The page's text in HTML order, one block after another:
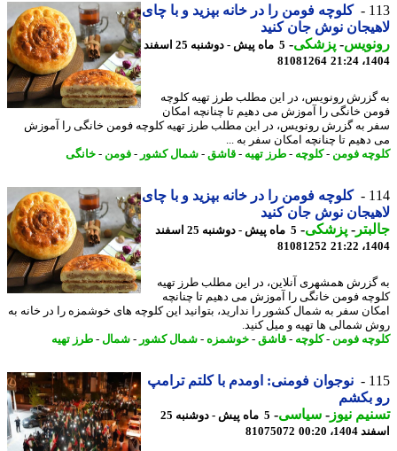
کلوچه فومن را در خانه بپزید و با چای
نوش جان کنید
-پزشکی-
5 ماه پیش - دوشنبه 25 اسفند
81081264
رونویس، در این مطلب طرز تهیه کلوچه
خانگی را آموزش می دهیم تا چنانچه امکان
به گزرش رونویس، در این مطلب طرز تهیه کلوچه فومن خانگی را آموزش
تا چنانچه امکان سفر به ...
فومن-کلوچه-طرز تهیه -قاشق-شمال کشور-فومن-خانگی
کلوچه فومن را در خانه بپزید و با چای
نوش جان کنید
-پزشکی-
5 ماه پیش - دوشنبه 25 اسفند
81081252
همشهری آنلاین، در این مطلب طرز تهیه
فومن خانگی را آموزش می دهیم تا چنانچه
سفر به شمال کشور را ندارید، بتوانید این کلوچه های خوشمزه را در خانه به
شمالی ها تهیه و میل کنید.
فومن-کلوچه-قاشق-خوشمزه-شمال کشور-شمال-طرز تهیه
نوجوان فومنی: اومدم با کلتم ترامپ
بکشم
نیوز-سیاسی-
5 ماه پیش - دوشنبه 25
00:20
81075072